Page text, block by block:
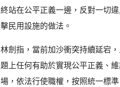
終站在公平正義一邊，反對一切
擊民用設施的做法。
林劍指，當前加沙衝突持續延宕
題上任何有助於實現公平正義、
場，依法行使職權，按照統一標